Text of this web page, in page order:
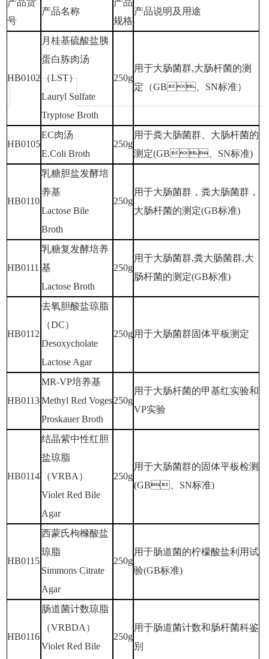
产品货
号
产品名称
产品
规格
产品说明及用途
HB0102
月桂基硫酸盐胰
蛋白胨肉汤
（LST）
Lauryl Sulfate
Tryptose Broth
250g
用于大肠菌群,大肠杆菌的测
定（GB、SN标准）
HB0105
EC肉汤
E.Coli Broth
250g
用于粪大肠菌群、大肠杆菌的
测定(GB、SN标准)
HB0110
乳糖胆盐发酵培
养基
Lactose Bile
Broth
250g
用于大肠菌群，粪大肠菌群，
大肠杆菌的测定(GB标准)
HB0111
乳糖复发酵培养
基
Lactose Broth
250g
用于大肠菌群,粪大肠菌群,大
肠杆菌的测定(GB标准)
HB0112
去氧胆酸盐琼脂
（DC）
Desoxycholate
Lactose Agar
250g 用于大肠菌群固体平板测定
HB0113
MR-VP培养基
Methyl Red Voges
Proskauer Broth
250g
用于大肠杆菌的甲基红实验和
VP实验
HB0114
结晶紫中性红胆
盐琼脂
（VRBA）
Violet Red Bile
Agar
250g
用于大肠菌群的固体平板检测
(GB、SN标准)
HB0115
西蒙氏枸橼酸盐
琼脂
Simmons Citrate
Agar
250g
用于肠道菌的柠檬酸盐利用试
验(GB标准)
HB0116
肠道菌计数琼脂
（VRBDA）
Violet Red Bile
250g
用于肠道菌计数和肠杆菌科鉴
别